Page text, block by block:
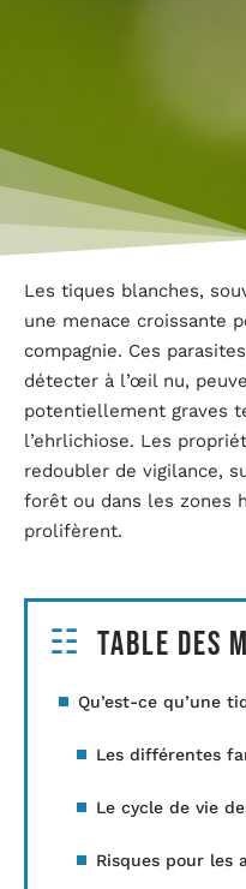
Les tiques blanches,
une menace croissante
compagnie. Ces
détecter à l’œil nu,
potentiellement graves
l’ehrlichiose. Les
redoubler de vigilance,
forêt ou dans les zones
prolifèrent.
Table des
Qu’est-ce qu’une
Les différentes
Le cycle de vie
Risques pour les